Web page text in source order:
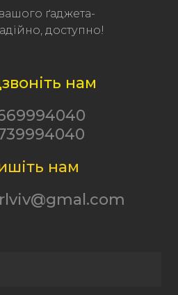
ґаджета-
доступно!
нам
нам